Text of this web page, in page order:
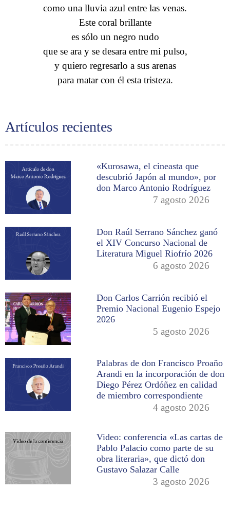
Artículos recientes
«Kurosawa, el cineasta que
descubrió Japón al mundo», por
don Marco Antonio Rodríguez
7 agosto 2026
Don Raúl Serrano Sánchez ganó
el XIV Concurso Nacional de
Literatura Miguel Riofrío 2026
6 agosto 2026
Don Carlos Carrión recibió el
Premio Nacional Eugenio Espejo
2026
5 agosto 2026
Palabras de don Francisco Proaño
Arandi en la incorporación de don
Diego Pérez Ordóñez en calidad
de miembro correspondiente
4 agosto 2026
Video: conferencia «Las cartas de
Pablo Palacio como parte de su
obra literaria», que dictó don
Gustavo Salazar Calle
3 agosto 2026
como una lluvia azul entre las venas.
Este coral brillante
es sólo un negro nudo
que se ara y se desara entre mi pulso,
y quiero regresarlo a sus arenas
para matar con él esta tristeza.